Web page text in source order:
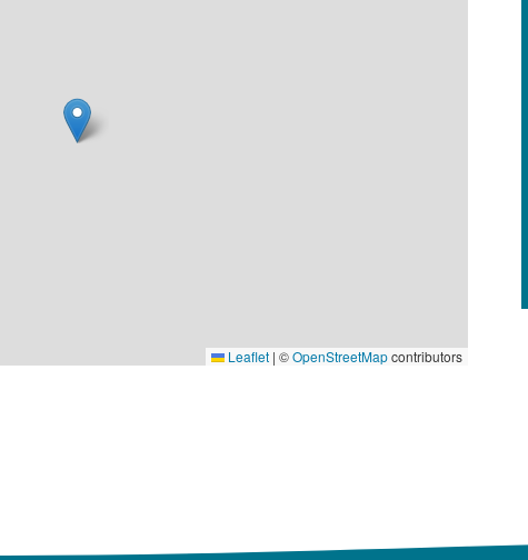
Leaflet | ©OpenStreetMapcontributors